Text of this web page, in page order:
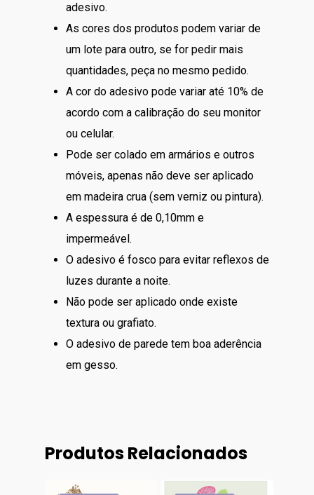
adesivo.
As cores dos produtos podem variar de
um lote para outro, se for pedir mais
quantidades, peça no mesmo pedido.
A cor do adesivo pode variar até 10% de
acordo com a calibração do seu monitor
ou celular.
Pode ser colado em armários e outros
móveis, apenas não deve ser aplicado
em madeira crua (sem verniz ou pintura).
A espessura é de 0,10mm e
impermeável.
O adesivo é fosco para evitar reflexos de
luzes durante a noite.
Não pode ser aplicado onde existe
textura ou grafiato.
O adesivo de parede tem boa aderência
em gesso.
Produtos Relacionados